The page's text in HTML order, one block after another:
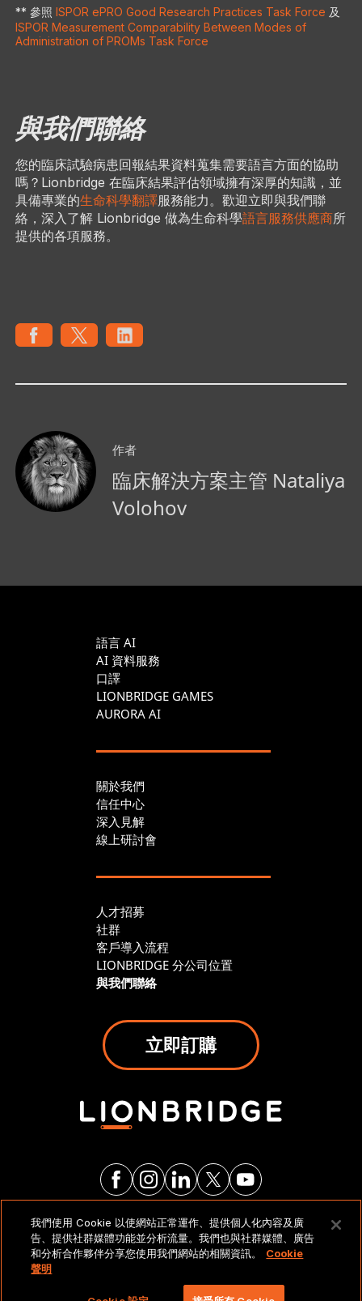
** 參照 ISPOR ePRO Good Research Practices Task Force 及
ISPOR Measurement Comparability Between Modes of
Administration of PROMs Task Force
與我們聯絡
您的臨床試驗病患回報結果資料蒐集需要語言方面的協助
嗎？Lionbridge 在臨床結果評估領域擁有深厚的知識，並
具備專業的生命科學翻譯服務能力。歡迎立即與我們聯
絡，深入了解 Lionbridge 做為生命科學語言服務供應商所
提供的各項服務。
作者
臨床解決方案主管 Nataliya
Volohov
語言 AI
AI 資料服務
口譯
LIONBRIDGE GAMES
AURORA AI
關於我們
信任中心
深入見解
線上研討會
人才招募
社群
客戶導入流程
LIONBRIDGE 分公司位置
與我們聯絡
立即訂購
法律聲明與政策
Copyright 2026 Lionbridge Technologies, LLC. 著作
權所有，並保留一切權利。
我們使用 Cookie 以使網站正常運作、提供個人化內容及廣
告、提供社群媒體功能並分析流量。我們也與社群媒體、廣告
和分析合作夥伴分享您使用我們網站的相關資訊。
Cookie
聲明